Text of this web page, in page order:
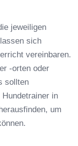
jeweiligen
sich
vereinbaren.
-orten oder
sollten
in
um